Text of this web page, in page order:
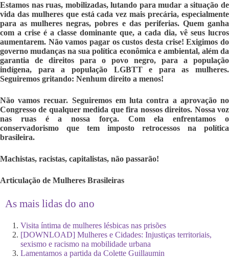
Estamos nas ruas, mobilizadas, lutando para mudar a situação de
vida das mulheres que está cada vez mais precária, especialmente
para as mulheres negras, pobres e das periferias. Quem ganha
com a crise é a classe dominante que, a cada dia, vê seus lucros
aumentarem. Não vamos pagar os custos desta crise!Exigimos do
governo mudanças na sua política econômica e ambiental, além da
garantia de direitos para o povo negro, para a população
indígena, para a população LGBTT e para as mulheres.
Seguiremos gritando: Nenhum direito a menos!
Não vamos recuar. Seguiremos em luta contra a aprovação no
Congresso de qualquer medida que fira nossos direitos. Nossa voz
nas ruas é a nossa força. Com ela enfrentamos o
conservadorismo que tem imposto retrocessos na política
brasileira.
Machistas, racistas, capitalistas, não passarão!
Articulação de Mulheres Brasileiras
As mais lidas do ano
Visita íntima de mulheres lésbicas nas prisões
[DOWNLOAD] Mulheres e Cidades: Injustiças territoriais,
sexismo e racismo na mobilidade urbana
Lamentamos a partida da Colette Guillaumin